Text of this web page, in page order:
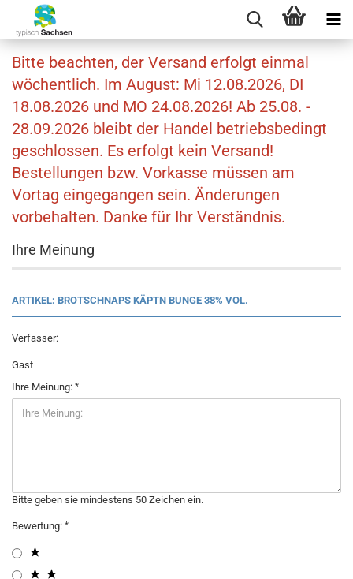
Bitte beachten, der Versand erfolgt einmal
wöchentlich. Im August: Mi 12.08.2026, DI
18.08.2026 und MO 24.08.2026! Ab 25.08. -
28.09.2026 bleibt der Handel betriebsbedingt
geschlossen. Es erfolgt kein Versand!
Bestellungen bzw. Vorkasse müssen am
Vortag eingegangen sein. Änderungen
vorbehalten. Danke für Ihr Verständnis.
Ihre Meinung
ARTIKEL: BROTSCHNAPS KÄPTN BUNGE 38% VOL.
Verfasser:
Gast
Ihre Meinung:
Bitte geben sie mindestens 50 Zeichen ein.
Bewertung: